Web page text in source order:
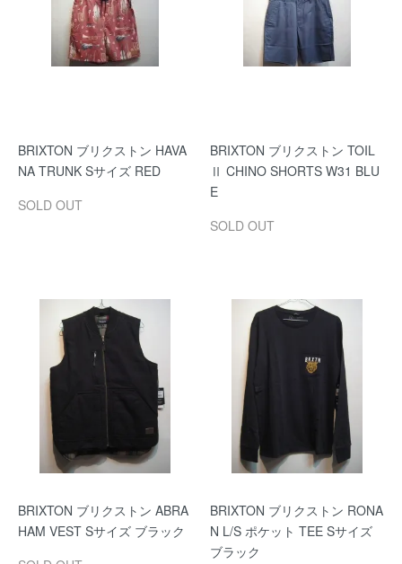
BRIXTON ブリクストン HAVA
NA TRUNK Sサイズ RED
SOLD OUT
BRIXTON ブリクストン TOIL
Ⅱ CHINO SHORTS W31 BLU
E
SOLD OUT
BRIXTON ブリクストン ABRA
HAM VEST Sサイズ ブラック
BRIXTON ブリクストン RONA
N L/S ポケット TEE Sサイズ
ブラック